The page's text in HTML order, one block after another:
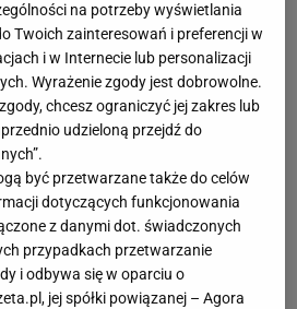
na potrzeby wyświetlania
Twoich zainteresowań i preferencji w
i w Internecie lub personalizacji
Wyrażenie zgody jest dobrowolne.
chcesz ograniczyć jej zakres lub
udzieloną przejdź do
być przetwarzane także do celów
dotyczących funkcjonowania
z danymi dot. świadczonych
przypadkach przetwarzanie
i odbywa się w oparciu o
jej spółki powiązanej – Agora